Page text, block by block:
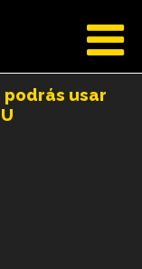
podrás usar